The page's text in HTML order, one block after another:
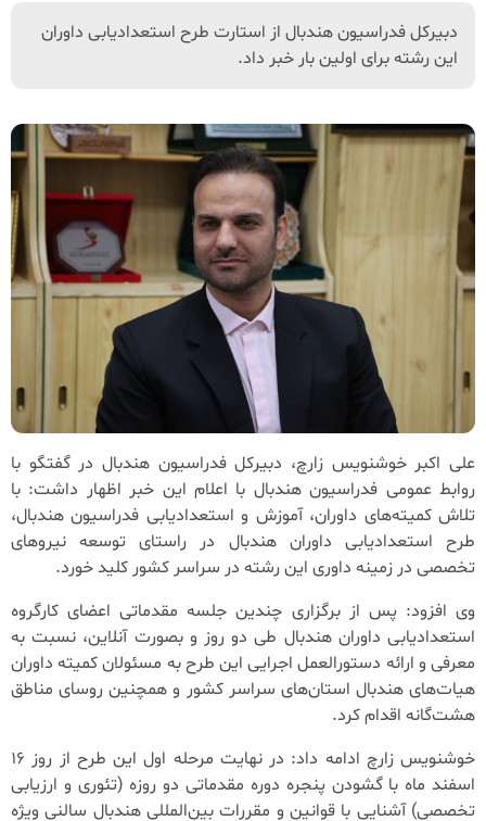
دبیرکل فدراسیون هندبال از استارت طرح استعدادیابی داوران
این رشته برای اولین بار خبر داد.
علی اکبر خوشنویس زارچ، دبیرکل فدراسیون هندبال در گفتگو با
روابط عمومی فدراسیون هندبال با اعلام این خبر اظهار داشت: با
تلاش کمیته‌های داوران، آموزش و استعدادیابی فدراسیون هندبال،
طرح استعدادیابی داوران هندبال در راستای توسعه نیروهای
تخصصی در زمینه داوری این رشته در سراسر کشور کلید خورد.
وی افزود: پس از برگزاری چندین جلسه مقدماتی اعضای کارگروه
استعدادیابی داوران هندبال طی دو روز و بصورت آنلاین، نسبت به
معرفی و ارائه دستورالعمل اجرایی این طرح به مسئولان کمیته داوران
هیات‌های هندبال استان‌های سراسر کشور و همچنین روسای مناطق
هشت‌گانه اقدام کرد.
خوشنویس زارچ ادامه داد: در نهایت مرحله اول این طرح از روز 16
اسفند ماه با گشودن پنجره دوره مقدماتی دو روزه (تئوری و ارزیابی
تخصصی) آشنایی با قوانین و مقررات بین‌المللی هندبال سالنی ویژه